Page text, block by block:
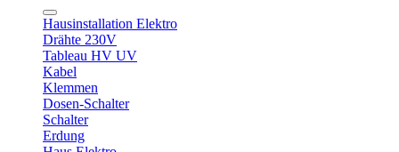
Hausinstallation Elektro
Drähte 230V
Tableau HV UV
Kabel
Klemmen
Dosen-Schalter
Schalter
Erdung